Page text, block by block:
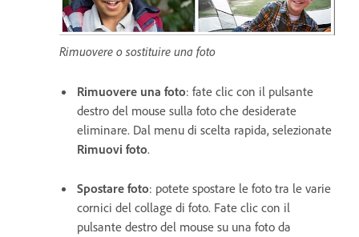
Rimuovere o sostituire una foto
Rimuovere una foto: fate clic con il pulsante
destro del mouse sulla foto che desiderate
eliminare. Dal menu di scelta rapida, selezionate
Rimuovi foto.
Spostare foto: potete spostare le foto tra le varie
cornici del collage di foto. Fate clic con il
pulsante destro del mouse su una foto da